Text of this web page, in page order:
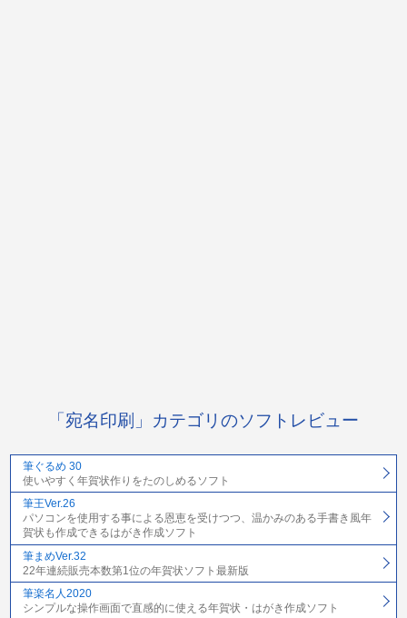
「宛名印刷」カテゴリのソフトレビュー
筆ぐるめ 30
使いやすく年賀状作りをたのしめるソフト
筆王Ver.26
パソコンを使用する事による恩恵を受けつつ、温かみのある手書き風年
賀状も作成できるはがき作成ソフト
筆まめVer.32
22年連続販売本数第1位の年賀状ソフト最新版
筆楽名人2020
シンプルな操作画面で直感的に使える年賀状・はがき作成ソフト